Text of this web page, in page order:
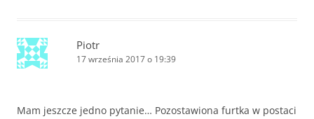
Piotr
17 września 2017 o 19:39
Mam jeszcze jedno pytanie… Pozostawiona furtka w postaci